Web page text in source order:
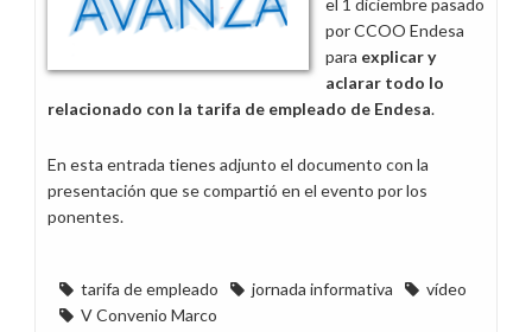
el 1 diciembre pasado
por CCOO Endesa
para explicar y
aclarar todo lo
relacionado con la tarifa de empleado de Endesa.
En esta entrada tienes adjunto el documento con la
presentación que se compartió en el evento por los
ponentes.
tarifa de empleado jornada informativa
vídeo
V Convenio Marco